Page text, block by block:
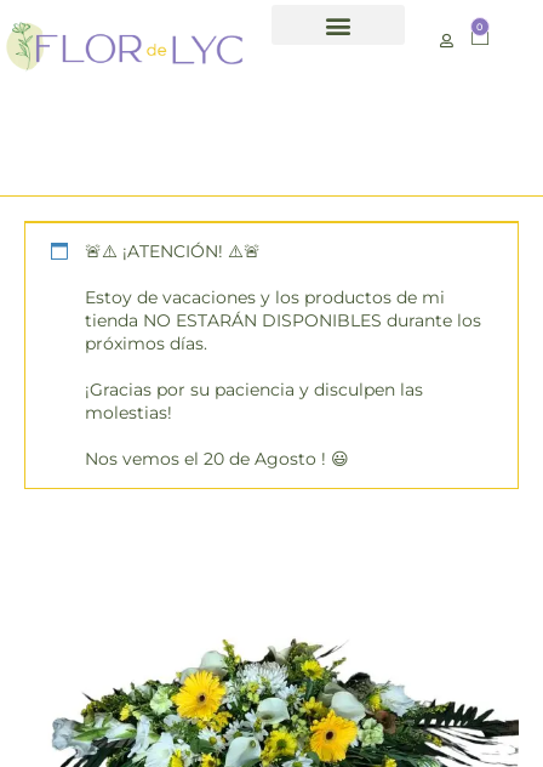
0
🚨⚠️ ¡ATENCIÓN! ⚠️🚨
Estoy de vacaciones y los productos de mi
tienda NO ESTARÁN DISPONIBLES durante los
próximos días.
¡Gracias por su paciencia y disculpen las
molestias!
Nos vemos el 20 de Agosto ! 😃